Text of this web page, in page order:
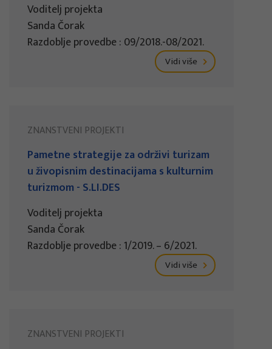
Voditelj projekta
Sanda Čorak
Razdoblje provedbe : 09/2018.-08/2021.
Vidi više
ZNANSTVENI PROJEKTI
Pametne strategije za održivi turizam
u živopisnim destinacijama s kulturnim
turizmom - S.LI.DES
Voditelj projekta
Sanda Čorak
Razdoblje provedbe : 1/2019. – 6/2021.
Vidi više
ZNANSTVENI PROJEKTI